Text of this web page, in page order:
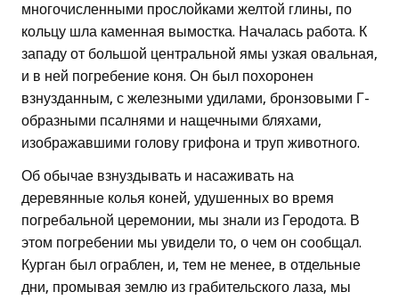
многочисленными прослойками желтой глины, по
кольцу шла каменная вымостка. Началась работа. К
западу от большой центральной ямы узкая овальная,
и в ней погребение коня. Он был похоронен
взнузданным, с железными удилами, бронзовыми Г-
образными псалнями и нащечными бляхами,
изображавшими голову грифона и труп животного.
Об обычае взнуздывать и насаживать на
деревянные колья коней, удушенных во время
погребальной церемонии, мы знали из Геродота. В
этом погребении мы увидели то, о чем он сообщал.
Курган был ограблен, и, тем не менее, в отдельные
дни, промывая землю из грабительского лаза, мы